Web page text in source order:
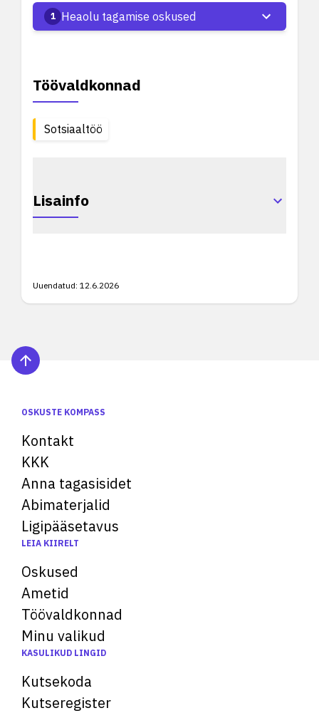
1 Heaolu tagamise oskused
Töövaldkonnad
Sotsiaaltöö
Lisainfo
Uuendatud: 12.6.2026
OSKUSTE KOMPASS
Kontakt
KKK
Anna tagasisidet
Abimaterjalid
Ligipääsetavus
LEIA KIIRELT
Oskused
Ametid
Töövaldkonnad
Minu valikud
KASULIKUD LINGID
Kutsekoda
Kutseregister